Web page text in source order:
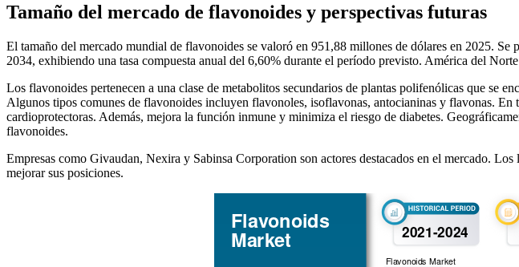
Tamaño del mercado de flavonoides y perspectivas futuras
El tamaño del mercado mundial de flavonoides se valoró en 951,88 millones de dólares en 2025.
2034, exhibiendo una tasa compuesta anual del 6,60% durante el período previsto. América del
Los flavonoides pertenecen a una clase de metabolitos secundarios de plantas polifenólicas que se
Algunos tipos comunes de flavonoides incluyen flavonoles, isoflavonas, antocianinas y flavonas.
cardioprotectoras. Además, mejora la función inmune y minimiza el riesgo de diabetes.
flavonoides.
Empresas como Givaudan, Nexira y Sabinsa Corporation son actores destacados en el mercado.
mejorar sus posiciones.